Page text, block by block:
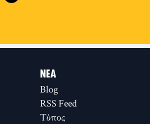
ΝΈΑ
Blog
RSS Feed
Τύπος